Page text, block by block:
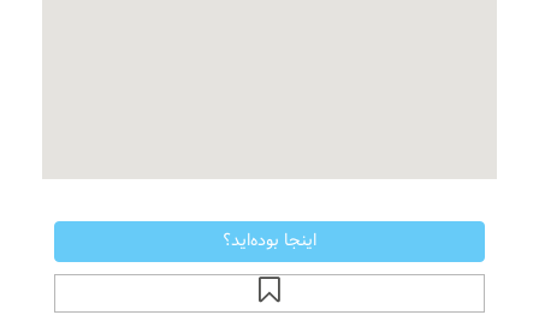
اینجا بوده‌اید؟